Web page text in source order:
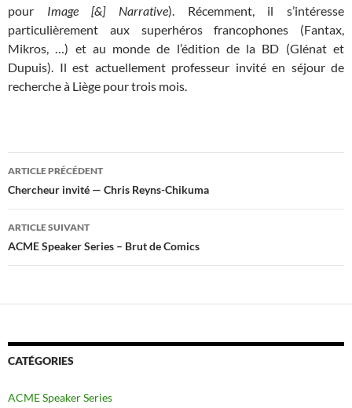
pour Image [&] Narrative). Récemment, il s’intéresse
particulièrement aux superhéros francophones (Fantax,
Mikros, …) et au monde de l’édition de la BD (Glénat et
Dupuis). Il est actuellement professeur invité en séjour de
recherche à Liège pour trois mois.
Navigation
des
articles
ARTICLE PRÉCÉDENT
Chercheur invité — Chris Reyns-Chikuma
ARTICLE SUIVANT
ACME Speaker Series – Brut de Comics
CATÉGORIES
ACME Speaker Series